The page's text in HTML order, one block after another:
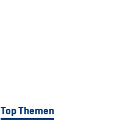
Top Themen